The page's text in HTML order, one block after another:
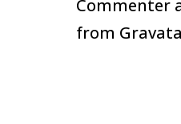
Commenter
from